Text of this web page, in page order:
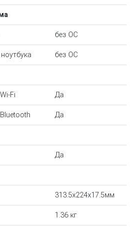
без ОС
без ОС
Fi Да
Да
Да
313.5x224x17.5мм
1.36 кг